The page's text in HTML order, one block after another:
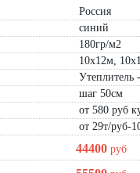
ПВХ 650гр 4х6м
упаковка 4х6м синий:12720руб
упаковка 4х6м белый:12720руб
упаковка 4х6м зеленый:12720 руб
упаковка 4х6м черный:12720руб
упаковка 4х6м красный:12720руб
В корзину
Россия
синий
180гр/м2
10х12м,
Утеплитель
шаг 50см
от 580 руб
от 29т/руб-
44400 руб